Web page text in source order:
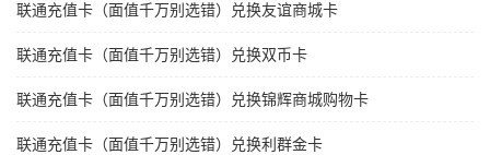
联通充值卡（面值千万别选错）兑换友谊商城卡
联通充值卡（面值千万别选错）兑换双币卡
联通充值卡（面值千万别选错）兑换锦辉商城购物卡
联通充值卡（面值千万别选错）兑换利群金卡